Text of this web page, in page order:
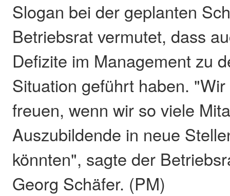
Slogan bei der geplanten
Betriebsrat vermutet, dass
Defizite im Management zu
Situation geführt haben.
freuen, wenn wir so viele
Auszubildende in neue
könnten", sagte der
Georg Schäfer. (PM)